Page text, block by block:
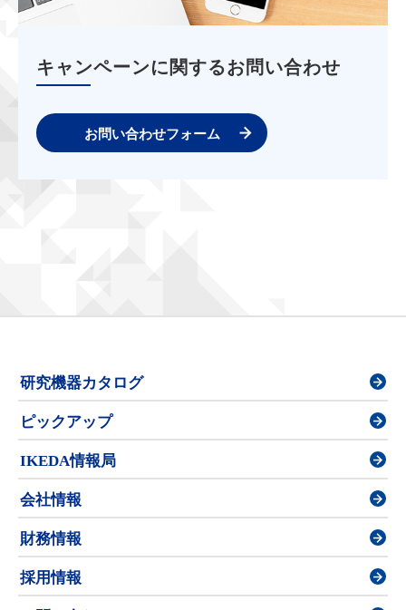
キャンペーンに関するお問い合わせ
お問い合わせフォーム
研究機器カタログ
ピックアップ
IKEDA情報局
会社情報
財務情報
採用情報